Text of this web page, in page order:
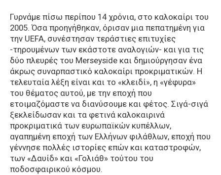
Γυρνάμε πίσω περίπου 14 χρόνια, στο καλοκαίρι του
2005. Όσα προηγήθηκαν, όρισαν μια πεπατημένη για
την UEFA, συνέστησαν τεράστιες επιτυχίες
-τηρουμένων των εκάστοτε αναλογιών- και για τις
δύο πλευρές του Merseyside και δημιούργησαν ένα
άκρως συναρπαστικό καλοκαίρι προκριματικών. Η
τελευταία λέξη είναι και το «κλειδί», η «γέφυρα»
του θέματος αυτού, με την εποχή που
ετοιμαζόμαστε να διανύσουμε και φέτος. Σιγά-σιγά
ξεκλείδωσαν και τα φετινά καλοκαιρινά
προκριματικά των ευρωπαϊκών κυπέλλων,
αγαπημένη εποχή των Ελλήνων φιλάθλων, εποχή που
γέννησε πολλές ιστορίες επών και καταστροφών,
των «Δαυίδ» και «Γολιάθ» τούτου του
ποδοσφαιρικού κόσμου.